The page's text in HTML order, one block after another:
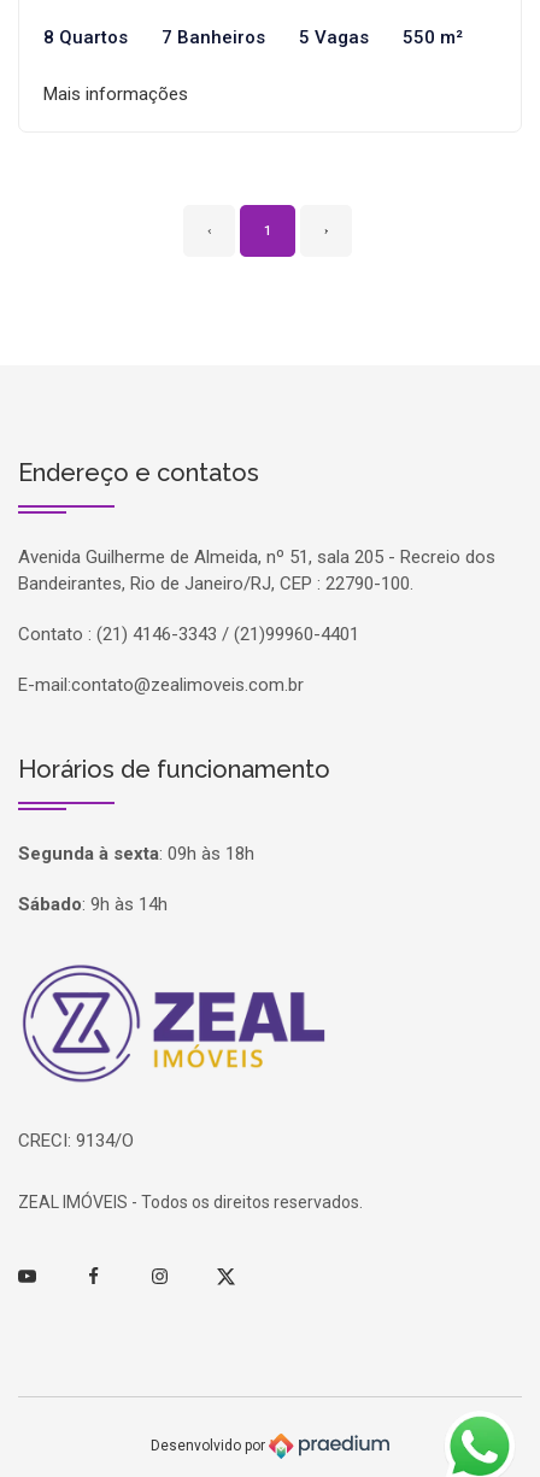
8 Quartos 7 Banheiros 5 Vagas 550 m²
Mais informações
‹ 1 ›
Endereço e contatos
Avenida Guilherme de Almeida, nº 51, sala 205 - Recreio dos
Bandeirantes, Rio de Janeiro/RJ, CEP : 22790-100.
Contato : (21) 4146-3343 / (21)99960-4401
E-mail:contato@zealimoveis.com.br
Horários de funcionamento
Segunda à sexta: 09h às 18h
Sábado: 9h às 14h
Página inicial
CRECI: 9134/O
ZEAL IMÓVEIS - Todos os direitos reservados.
Youtube FacebookInstagramTwitter
Desenvolvido por